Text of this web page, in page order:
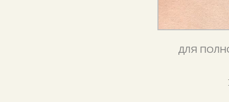
ДЛЯ